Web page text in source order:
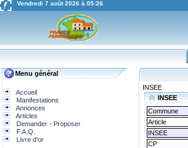
Vendredi 7 août 2026 à 05:26
Menu général
Accueil
Manifestations
Annonces
Articles
Demander - Proposer
F.A.Q.
Livre d'or
INSEE
INSEE
Commune
Article
INSEE
CP